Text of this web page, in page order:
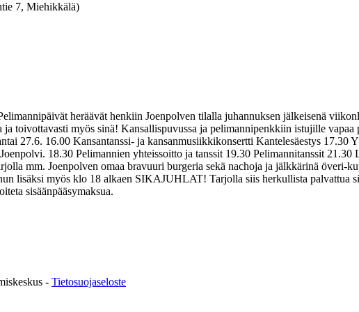
7, Miehikkälä)
heräävät henkiin Joenpolven tilalla juhannuksen jälkeisenä
toivottavasti myös sinä! Kansallispuvussa ja pelimannipenkkiin istujille
27.6. 16.00 Kansantanssi- ja kansanmusiikkikonsertti Kantelesäestys 17.30
18.30 Pelimannien yhteissoitto ja tanssit 19.30 Pelimannitanssit
mm. Joenpolven omaa bravuuri burgeria sekä nachoja ja jälkkärinä överi-
lisäksi myös klo 18 alkaen SIKAJUHLAT! Tarjolla siis herkullista palvattua
sisäänpääsymaksua.
- Tietosuojaseloste